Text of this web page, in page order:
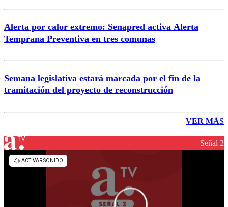
Alerta por calor extremo: Senapred activa Alerta
Temprana Preventiva en tres comunas
Semana legislativa estará marcada por el fin de la
tramitación del proyecto de reconstrucción
VER MÁS
Señal 2